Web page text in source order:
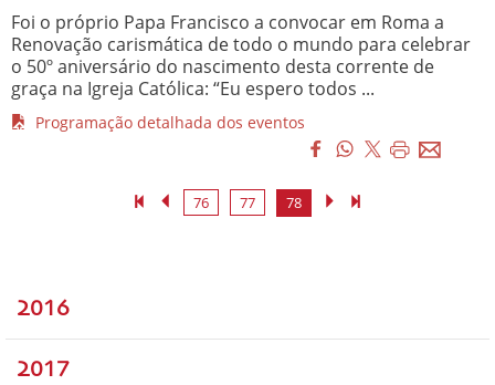
Foi o próprio Papa Francisco a convocar em Roma a
Renovação carismática de todo o mundo para celebrar
o 50º aniversário do nascimento desta corrente de
graça na Igreja Católica: “Eu espero todos ...
Programação detalhada dos eventos
76 77 78
2016
2017